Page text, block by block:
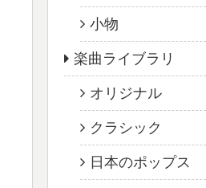
小物
楽曲ライブラリ
オリジナル
クラシック
日本のポップス